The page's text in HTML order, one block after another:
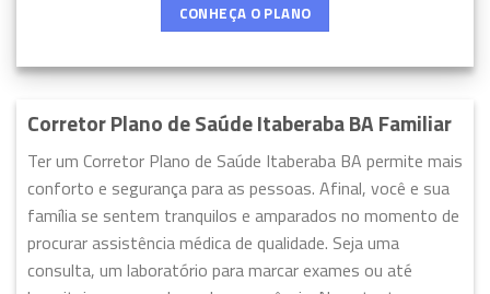
CONHEÇA O PLANO
Corretor Plano de Saúde Itaberaba BA Familiar
Ter um Corretor Plano de Saúde Itaberaba BA permite mais
conforto e segurança para as pessoas. Afinal, você e sua
família se sentem tranquilos e amparados no momento de
procurar assistência médica de qualidade. Seja uma
consulta, um laboratório para marcar exames ou até